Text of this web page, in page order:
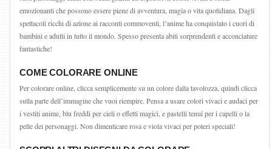
emozionanti che possono essere piene di avventura, magia o vita quotidiana. Dagli
spettacoli ricchi di azione ai racconti commoventi, l’anime ha conquistato i cuori di
bambini e adulti in tutto il mondo. Spesso presenta abiti sorprendenti e acconciature
fantastiche!
COME COLORARE ONLINE
Per colorare online, clicca semplicemente su un colore dalla tavolozza, quindi clicca
sulla parte dell’immagine che vuoi riempire. Pensa a usare colori vivaci e audaci per
i vestiti anime, blu freddi per cieli o effetti magici, e pastelli tenui per i capelli o la
pelle dei personaggi. Non dimenticare rosa e viola vivaci per poteri speciali!